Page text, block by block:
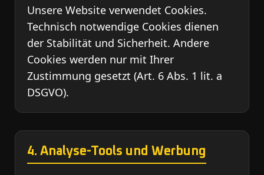
Unsere Website verwendet Cookies.
Technisch notwendige Cookies dienen
der Stabilität und Sicherheit. Andere
Cookies werden nur mit Ihrer
Zustimmung gesetzt (Art. 6 Abs. 1 lit. a
DSGVO).
4. Analyse-Tools und Werbung